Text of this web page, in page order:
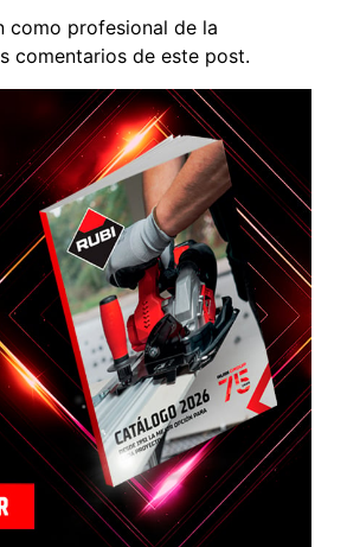
como profesional de la
comentarios de este post.